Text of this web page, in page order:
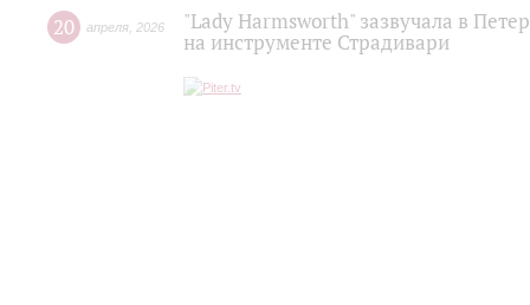
20 апреля 2026
"Lady Harmsworth" зазвучала в
на инструменте Страдивари